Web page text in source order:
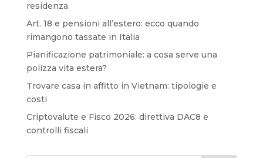
residenza
Art. 18 e pensioni all’estero: ecco quando
rimangono tassate in Italia
Pianificazione patrimoniale: a cosa serve una
polizza vita estera?
Trovare casa in affitto in Vietnam: tipologie e
costi
Criptovalute e Fisco 2026: direttiva DAC8 e
controlli fiscali